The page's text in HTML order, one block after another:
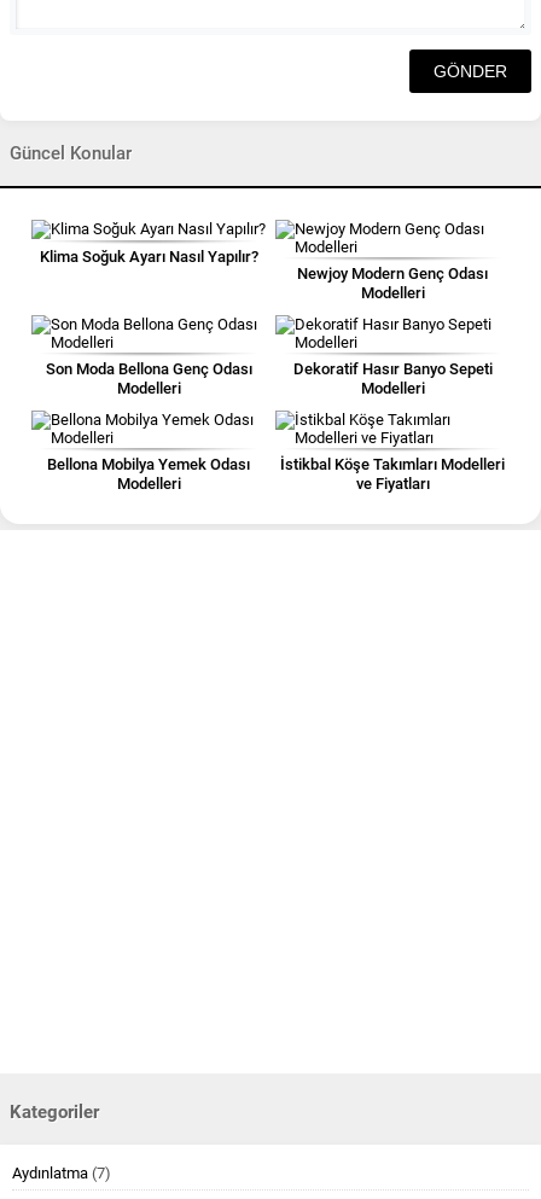
Güncel Konular
Klima Soğuk Ayarı Nasıl Yapılır?
Newjoy Modern Genç Odası
Modelleri
Son Moda Bellona Genç Odası
Modelleri
Dekoratif Hasır Banyo Sepeti
Modelleri
Bellona Mobilya Yemek Odası
Modelleri
İstikbal Köşe Takımları Modelleri
ve Fiyatları
Kategoriler
Aydınlatma (7)